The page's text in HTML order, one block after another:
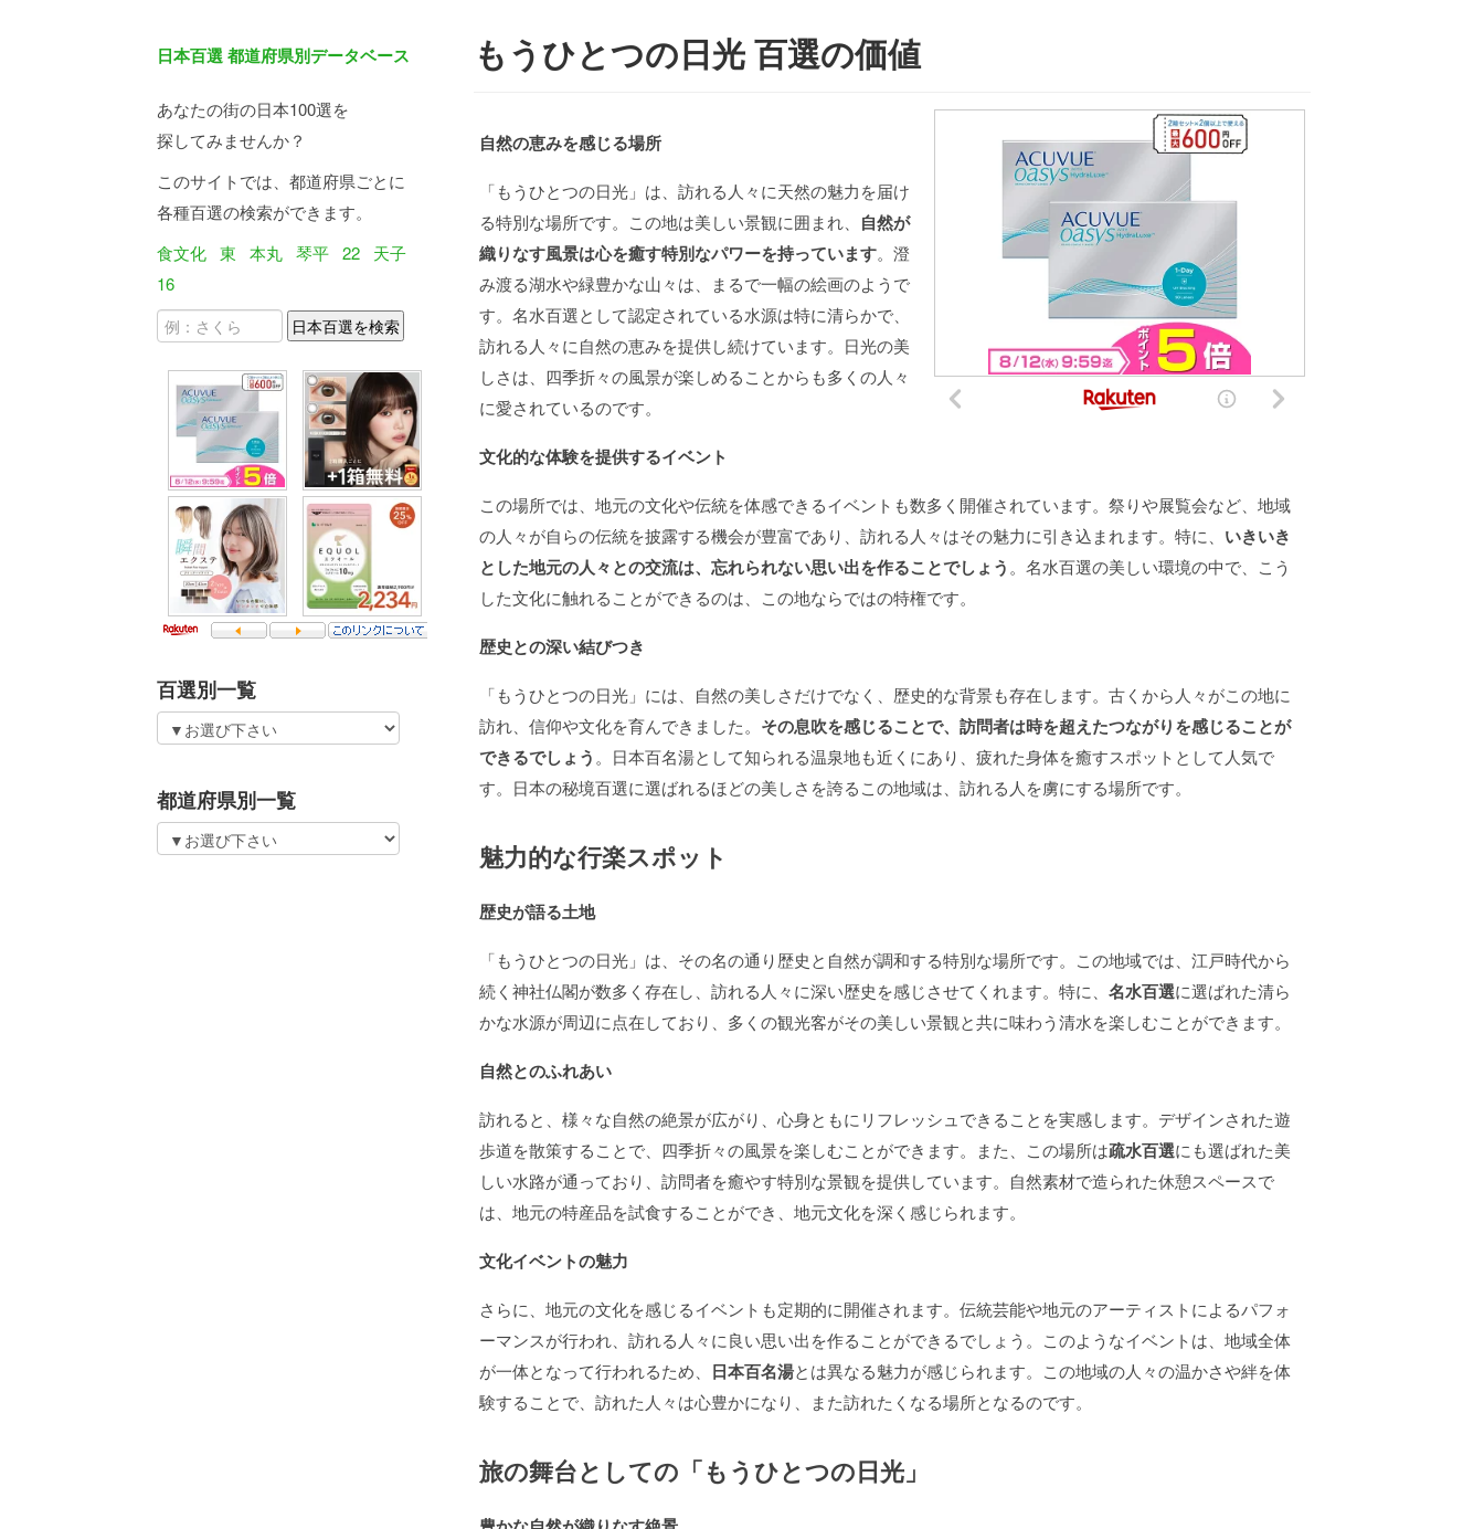
日本百選 都道府県別データベース
あなたの街の日本100選を
探してみませんか？
このサイトでは、都道府県ごとに
各種百選の検索ができます。
食文化 東 本丸 琴平 22
天子
16
百選別一覧
都道府県別一覧
もうひとつの日光 百選の価値
自然の恵みを感じる場所
「もうひとつの日光」は、訪れる人々に天然の魅力を届け
る特別な場所です。この地は美しい景観に囲まれ、
自然が
織りなす風景は心を癒す特別なパワーを持っています。澄
み渡る湖水や緑豊かな山々は、まるで一幅の絵画のようで
す。名水百選として認定されている水源は特に清らかで、
訪れる人々に自然の恵みを提供し続けています。日光の美
しさは、四季折々の風景が楽しめることからも多くの人々
に愛されているのです。
文化的な体験を提供するイベント
この場所では、地元の文化や伝統を体感できるイベントも数多く開催されています。祭りや展覧会など、地域
の人々が自らの伝統を披露する機会が豊富であり、訪れる人々はその魅力に引き込まれます。特に、 いきいき
とした地元の人々との交流は、忘れられない思い出を作ることでしょう 。名水百選の美しい環境の中で、こう
した文化に触れることができるのは、この地ならではの特権です。
歴史との深い結びつき
「もうひとつの日光」には、自然の美しさだけでなく、歴史的な背景も存在します。古くから人々がこの地に
訪れ、信仰や文化を育んできました。 その息吹を感じることで、訪問者は時を超えたつながりを感じることが
できるでしょう 。日本百名湯として知られる温泉地も近くにあり、疲れた身体を癒すスポットとして人気で
す。日本の秘境百選に選ばれるほどの美しさを誇るこの地域は、訪れる人を虜にする場所です。
魅力的な行楽スポット
歴史が語る土地
「もうひとつの日光」は、その名の通り歴史と自然が調和する特別な場所です。この地域では、江戸時代から
続く神社仏閣が数多く存在し、訪れる人々に深い歴史を感じさせてくれます。特に、 名水百選に選ばれた清ら
かな水源が周辺に点在しており、多くの観光客がその美しい景観と共に味わう清水を楽しむことができます。
自然とのふれあい
訪れると、様々な自然の絶景が広がり、心身ともにリフレッシュできることを実感します。デザインされた遊
歩道を散策することで、四季折々の風景を楽しむことができます。また、この場所は疏水百選にも選ばれた美
しい水路が通っており、訪問者を癒やす特別な景観を提供しています。自然素材で造られた休憩スペースで
は、地元の特産品を試食することができ、地元文化を深く感じられます。
文化イベントの魅力
さらに、地元の文化を感じるイベントも定期的に開催されます。伝統芸能や地元のアーティストによるパフォ
ーマンスが行われ、訪れる人々に良い思い出を作ることができるでしょう。このようなイベントは、地域全体
が一体となって行われるため、
日本百名湯とは異なる魅力が感じられます。この地域の人々の温かさや絆を体
験することで、訪れた人々は心豊かになり、また訪れたくなる場所となるのです。
旅の舞台としての「もうひとつの日光」